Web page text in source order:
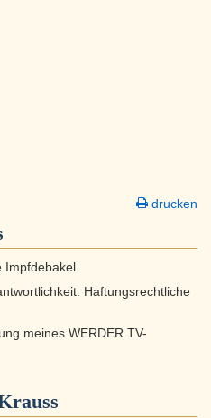
drucken
Impfdebakel
Haftungsrechtliche
meines WERDER.TV-